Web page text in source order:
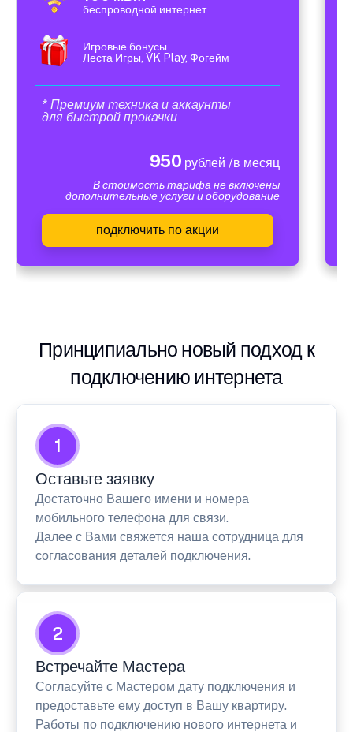
беспроводной интернет
Игровые бонусы
Леста Игры, VK Play, Фогейм
* Премиум техника и аккаунты
для быстрой прокачки
950 рублей /в месяц
В стоимость тарифа не включены
дополнительные услуги и оборудование
подключить по акции
Принципиально новый подход к
подключению интернета
1
Оставьте заявку
Достаточно Вашего имени и номера
мобильного телефона для связи.
Далее с Вами свяжется наша сотрудница для
согласования деталей подключения.
2
Встречайте Мастера
Согласуйте с Мастером дату подключения и
предоставьте ему доступ в Вашу квартиру.
Работы по подключению нового интернета и